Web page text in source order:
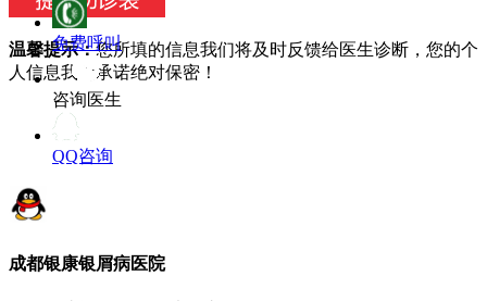
温馨提示：您所填的信息我们将及时反馈给医生诊断，您的个
人信息我们承诺绝对保密！
免费呼叫
咨询医生
QQ咨询
成都银康银屑病医院